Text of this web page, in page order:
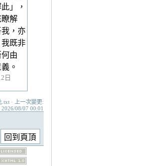
」，
解
我，亦
既非
由
。
日
.txt · 上一次變更:
2026/08/07 00:01